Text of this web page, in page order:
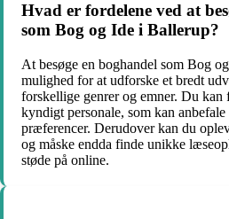
Hvad er fordelene ved at
som Bog og Ide i Ballerup?
At besøge en boghandel som Bog
mulighed for at udforske et bredt
forskellige genrer og emner. Du
kyndigt personale, som kan anbefale
præferencer. Derudover kan du
og måske endda finde unikke
støde på online.